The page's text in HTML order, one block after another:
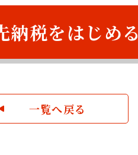
納税をはじめる
一覧へ戻る